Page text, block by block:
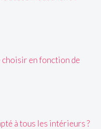
en fonction de
à tous les intérieurs ?